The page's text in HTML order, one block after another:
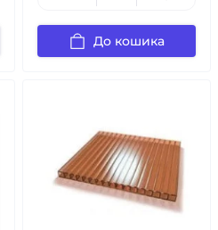
До кошика